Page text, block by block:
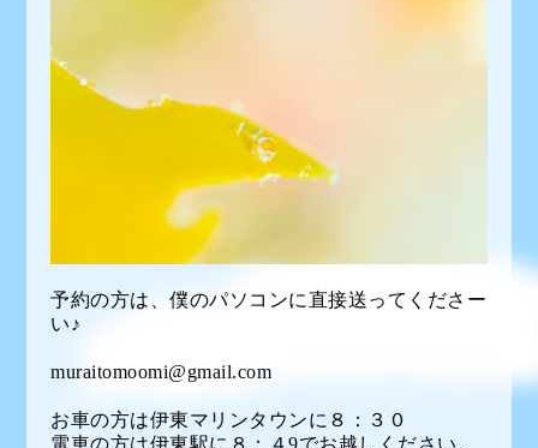
予約の方は、僕のパソコンに直接送ってくださー
い♪
muraitomoomi@gmail.com
お車の方は伊東マリンタウンに８：３０